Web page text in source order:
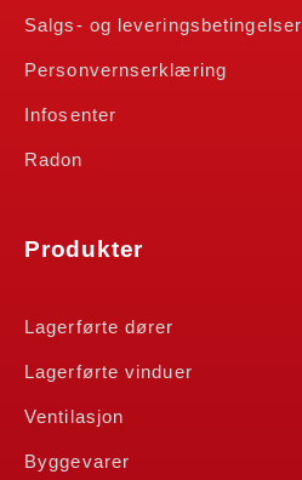
Salgs- og leveringsbetingelser
Personvernserklæring
Infosenter
Radon
Produkter
Lagerførte dører
Lagerførte vinduer
Ventilasjon
Byggevarer